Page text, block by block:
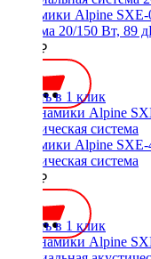
Динамики Alpine SXE-
система 20/150 Вт, 89
4500 ₽
Купить в 1 клик
Динамики Alpine SXE-
акустическая система
5700 ₽
Купить в 1 клик